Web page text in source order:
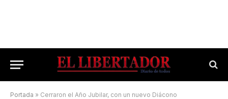
Portada » Cerraron el Año Jubilar, con un nuevo Diácono